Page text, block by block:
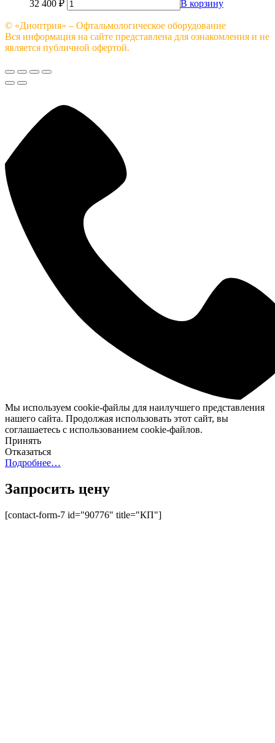
32 400 ₽ В корзину
© «Диоптрия» – Офтальмологическое оборудование
Вся информация на сайте представлена для ознакомления и не
является публичной офертой.
Мы используем cookie-файлы для наилучшего представления
нашего сайта. Продолжая использовать этот сайт, вы
соглашаетесь с использованием cookie-файлов.
Принять
Отказаться
Подробнее…
Запросить цену
[contact-form-7 id="90776" title="КП"]